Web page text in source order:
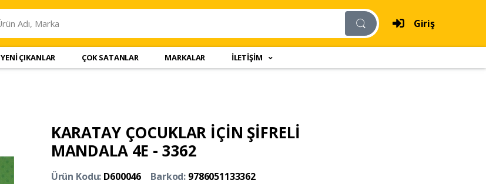
Giriş
YENİ ÇIKANLAR ÇOK SATANLAR MARKALAR İLETİŞİM
KARATAY ÇOCUKLAR İÇİN ŞİFRELİ
MANDALA 4E - 3362
Ürün Kodu: D600046 Barkod: 9786051133362